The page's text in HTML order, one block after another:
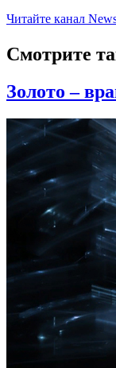
Читайте канал
Смотрите
Золото –